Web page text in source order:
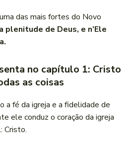
das mais fortes do Novo
plenitude de Deus, e n’Ele
no capítulo 1: Cristo
as coisas
a fé da igreja e a fidelidade de
ele conduz o coração da igreja
Cristo.